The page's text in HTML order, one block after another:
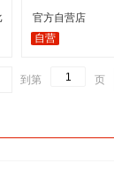
官方自营店
自营
到第 页